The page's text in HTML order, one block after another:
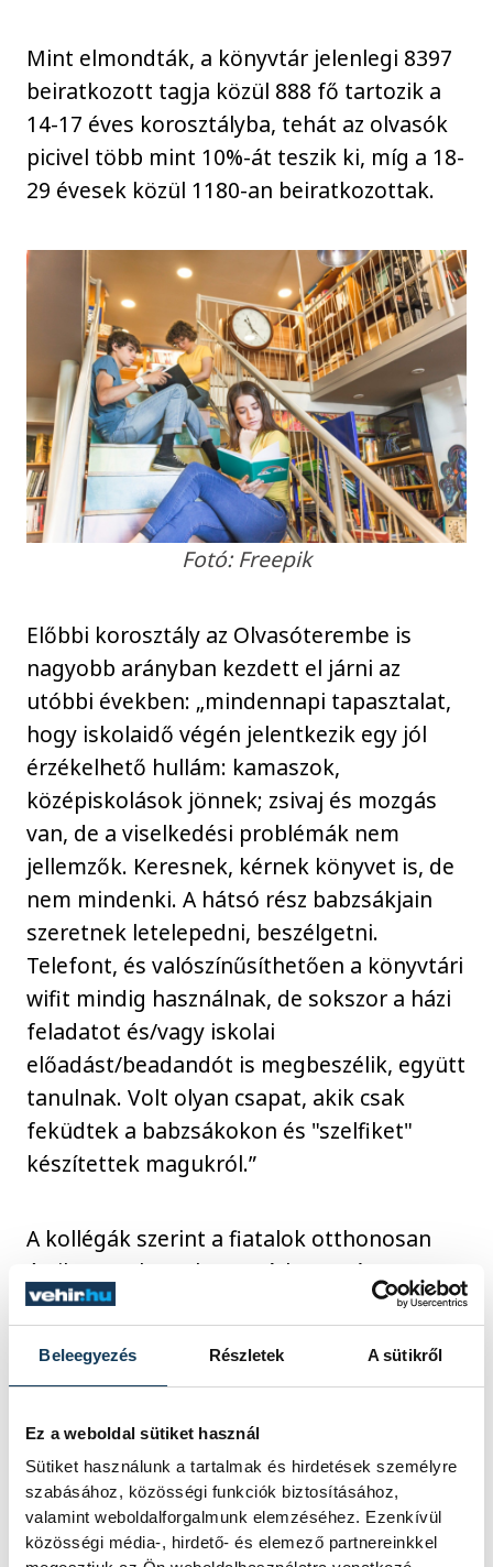
Beleegyezés Részletek A sütikről
Ez a weboldal sütiket használ
Sütiket használunk a tartalmak és hirdetések személyre
szabásához, közösségi funkciók biztosításához,
valamint weboldalforgalmunk elemzéséhez. Ezenkívül
közösségi média-, hirdető- és elemező partnereinkkel
Mint elmondták, a könyvtár jelenlegi 8397
beiratkozott tagja közül 888 fő tartozik a
14-17 éves korosztályba, tehát az olvasók
picivel több mint 10%-át teszik ki, míg a 18-
29 évesek közül 1180-an beiratkozottak.
Fotó: Freepik
Előbbi korosztály az Olvasóterembe is
nagyobb arányban kezdett el járni az
utóbbi években: „mindennapi tapasztalat,
hogy iskolaidő végén jelentkezik egy jól
érzékelhető hullám: kamaszok,
középiskolások jönnek; zsivaj és mozgás
van, de a viselkedési problémák nem
jellemzők. Keresnek, kérnek könyvet is, de
nem mindenki. A hátsó rész babzsákjain
szeretnek letelepedni, beszélgetni.
Telefont, és valószínűsíthetően a könyvtári
wifit mindig használnak, de sokszor a házi
feladatot és/vagy iskolai
előadást/beadandót is megbeszélik, együtt
tanulnak. Volt olyan csapat, akik csak
feküdtek a babzsákokon és "szelfiket"
készítettek magukról.”
A kollégák szerint a fiatalok otthonosan
érzik magukat a könyvtárban; szívesen
vonulnak el a nyelvi részleg nagy
sokan olvasnak, beszélgetnek, sőt, olyan is
hímzőrámán érkezett és azon dolgozott,
egy másik csapat pedig horgolt. A 18-29
évesek általában egyedül jönnek, sokszor
egész napra és mindig saját laptopot